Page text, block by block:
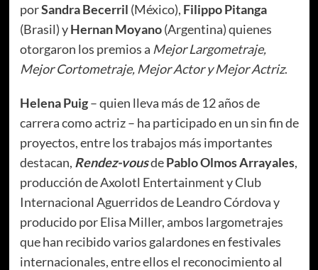
porSandra Becerril (México), Filippo Pitanga
(Brasil) yHernan Moyano(Argentina) quienes
otorgaron los premios a Mejor Largometraje,
Mejor Cortometraje, Mejor Actor y Mejor Actriz.
Helena Puig– quien lleva más de 12 años de
carrera como actriz – ha participado en un sin fin de
proyectos, entre los trabajos más importantes
destacan, Rendez-vousdePablo Olmos Arrayales,
producción de Axolotl Entertainment y Club
Internacional Aguerridos de Leandro Córdova y
producido por Elisa Miller, ambos largometrajes
que han recibido varios galardones en festivales
internacionales, entre ellos el reconocimiento al